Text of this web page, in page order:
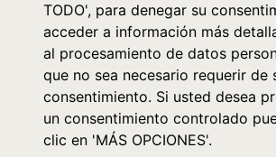
TODO', para denegar su
acceder a información más
al procesamiento de datos
que no sea necesario requerir de
consentimiento. Si usted desea
un consentimiento controlado
clic en 'MÁS OPCIONES'.